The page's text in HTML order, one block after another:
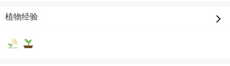
植物经验